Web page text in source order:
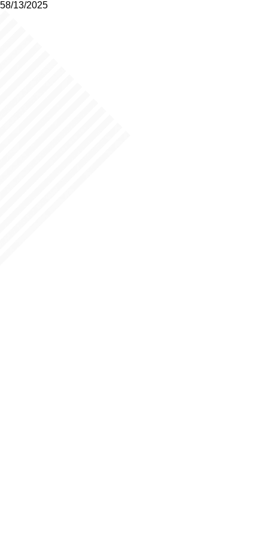
58/13/2025